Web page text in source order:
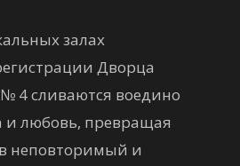
залах
Дворца
4 сливаются воедино
и любовь, превращая
неповторимый и